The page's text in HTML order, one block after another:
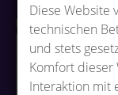
Diese Website
technischen
und stets
Komfort
Interaktion mit